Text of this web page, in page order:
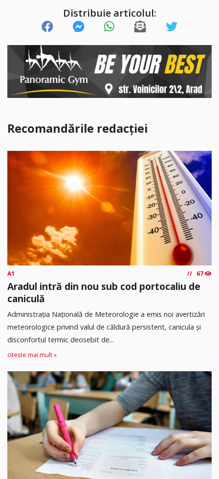
Distribuie articolul:
Recomandările redacției
A1 67
Aradul intră din nou sub cod portocaliu de
caniculă
Administrația Națională de Meteorologie a emis noi avertizări
meteorologice privind valul de căldură persistent, canicula și
disconfortul termic deosebit de...
citește mai mult »